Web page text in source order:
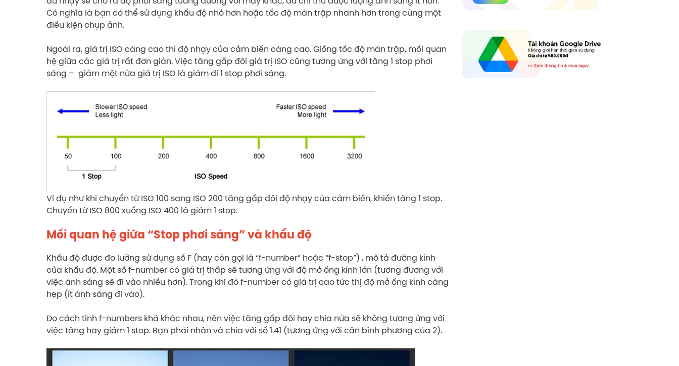
Có nghĩa là bạn có thể sử dụng khẩu độ nhỏ hơn hoặc tốc độ màn trập nhanh hơn trong cùng một
điều kiện chụp ảnh.
Ngoài ra, giá trị ISO càng cao thì độ nhạy của cảm biến càng cao. Giống tốc độ màn trập, mối quan
hệ giữa các giá trị rất đơn giản. Việc tăng gấp đôi giá trị ISO cũng tương ứng với tăng 1 stop phơi
sáng – giảm một nửa giá trị ISO là giảm đi 1 stop phơi sáng.
Ví dụ như khi chuyển từ ISO 100 sang ISO 200 tăng gấp đôi độ nhạy của cảm biến, khiến tăng 1 stop.
Chuyển từ ISO 800 xuống ISO 400 là giảm 1 stop.
Mối quan hệ giữa “Stop phơi sáng” và khẩu độ
Khẩu độ được đo lường sử dụng số F (hay còn gọi là “f-number” hoặc “f-stop”) , mô tả đường kính
của khẩu độ. Một số f-number có giá trị thấp sẽ tương ứng với độ mở ống kính lớn (tương đương với
việc ánh sáng sẽ đi vào nhiều hơn). Trong khi đó f-number có giá trị cao tức thị độ mở ống kính càng
hẹp (ít ánh sáng đi vào).
Do cách tính f-numbers khá khác nhau, nên việc tăng gấp đôi hay chia nửa sẽ không tương ứng với
việc tăng hay giảm 1 stop. Bạn phải nhân và chia với số 1.41 (tương ứng với căn bình phương của 2).